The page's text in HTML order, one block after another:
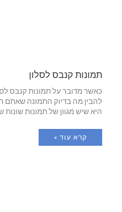
תמונות קנבס לסלון
כאשר מדובר על תמונות קנבס
להבין מה בדיוק התמונה שאתם
היא שיש מגוון של תמונות
קרא עוד »